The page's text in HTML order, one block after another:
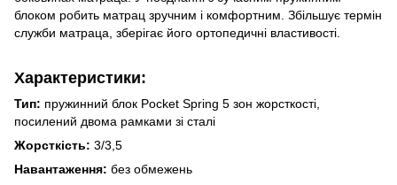
блоком робить матрац зручним і комфортним. Збільшує термін
служби матраца, зберігає його ортопедичні властивості.
Характеристики:
Тип: пружинний блок Pocket Spring 5 зон жорсткості,
посилений двома рамками зі сталі
Жорсткість: 3/3,5
Навантаження: без обмежень